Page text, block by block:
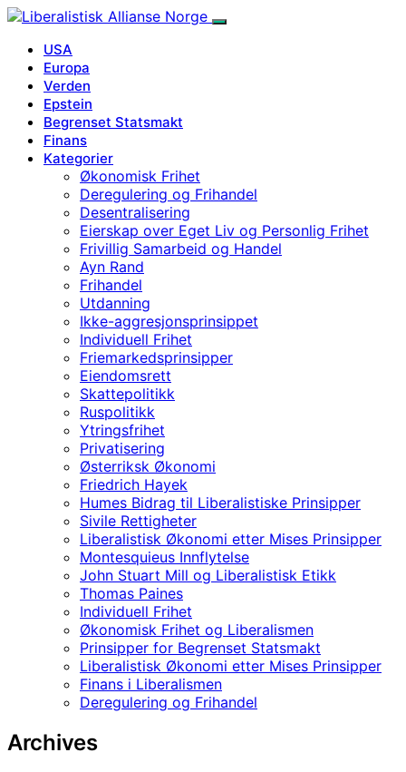
USA
Europa
Verden
Epstein
Begrenset Statsmakt
Finans
Kategorier
Økonomisk Frihet
Deregulering og Frihandel
Desentralisering
Eierskap over Eget Liv og Personlig Frihet
Frivillig Samarbeid og Handel
Ayn Rand
Frihandel
Utdanning
Ikke-aggresjonsprinsippet
Individuell Frihet
Friemarkedsprinsipper
Eiendomsrett
Skattepolitikk
Ruspolitikk
Ytringsfrihet
Privatisering
Østerriksk Økonomi
Friedrich Hayek
Humes Bidrag til Liberalistiske Prinsipper
Sivile Rettigheter
Liberalistisk Økonomi etter Mises Prinsipper
Montesquieus Innflytelse
John Stuart Mill og Liberalistisk Etikk
Thomas Paines
Individuell Frihet
Økonomisk Frihet og Liberalismen
Prinsipper for Begrenset Statsmakt
Liberalistisk Økonomi etter Mises Prinsipper
Finans i Liberalismen
Deregulering og Frihandel
Archives